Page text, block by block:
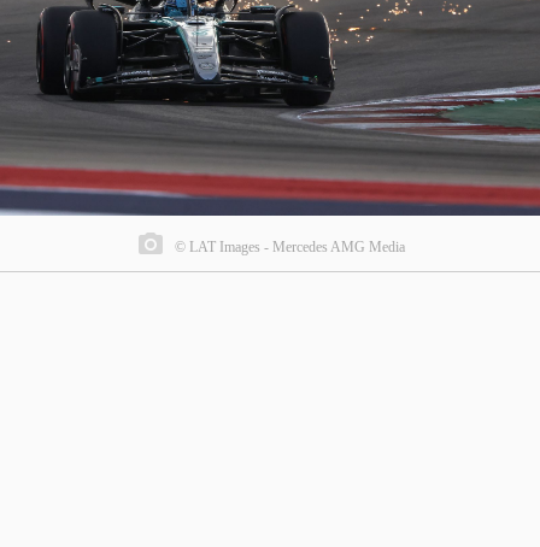
© LAT Images - Mercedes AMG Media